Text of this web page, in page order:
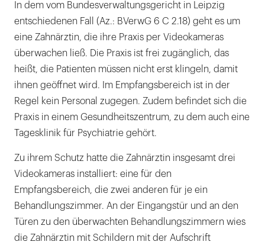
In dem vom Bundesverwaltungsgericht in Leipzig
entschiedenen Fall (Az.: BVerwG 6 C 2.18) geht es um
eine Zahnärztin, die ihre Praxis per Videokameras
überwachen ließ. Die Praxis ist frei zugänglich, das
heißt, die Patienten müssen nicht erst klingeln, damit
ihnen geöffnet wird. Im Empfangsbereich ist in der
Regel kein Personal zugegen. Zudem befindet sich die
Praxis in einem Gesundheitszentrum, zu dem auch eine
Tagesklinik für Psychiatrie gehört.
Zu ihrem Schutz hatte die Zahnärztin insgesamt drei
Videokameras installiert: eine für den
Empfangsbereich, die zwei anderen für je ein
Behandlungszimmer. An der Eingangstür und an den
Türen zu den überwachten Behandlungszimmern wies
die Zahnärztin mit Schildern mit der Aufschrift